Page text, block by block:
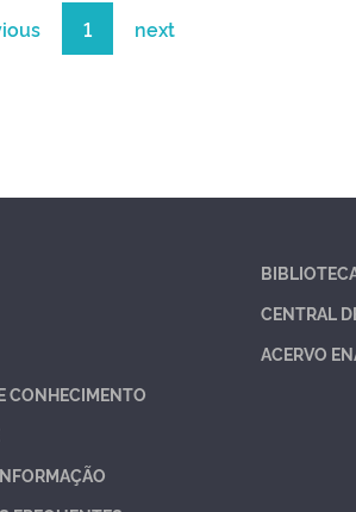
1 next
CONHECIMENTO
CENTRAL
ACERVO